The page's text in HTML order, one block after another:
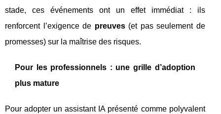
stade, ces événements ont un effet immédiat : ils
renforcent l’exigence de preuves(et pas seulement de
promesses) sur la maîtrise des risques.
Pour les professionnels : une grille d’adoption
plus mature
Pour adopter un assistant IA présenté comme polyvalent